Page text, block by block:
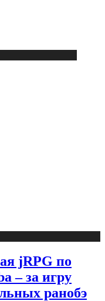
jRPG по
– за игру
ранобэ